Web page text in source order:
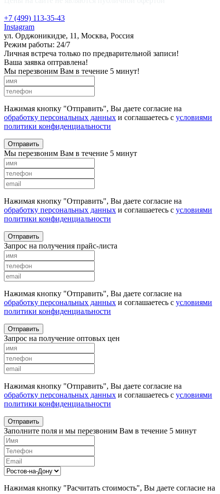
+7 (499) 113-35-43
Instagram
ул. Орджоникидзе, 11, Москва, Россия
Режим работы: 24/7
Личная встреча только по предварительной записи!
Ваша заявка оптравлена!
Мы перезвоним Вам в течение 5 минут!
Нажимая кнопку "Отправить", Вы даете согласие на
обработку персональных данных и соглашаетесь с условиями
политики конфиденциальности
Отправить
Мы перезвоним Вам в течение 5 минут
Нажимая кнопку "Отправить", Вы даете согласие на
обработку персональных данных и соглашаетесь с условиями
политики конфиденциальности
Отправить
Запрос на получения прайс-листа
Нажимая кнопку "Отправить", Вы даете согласие на
обработку персональных данных и соглашаетесь с условиями
политики конфиденциальности
Отправить
Запрос на получение оптовых цен
Нажимая кнопку "Отправить", Вы даете согласие на
обработку персональных данных и соглашаетесь с условиями
политики конфиденциальности
Отправить
Заполните поля и мы перезвоним Вам в течение 5 минут
Нажимая кнопку "Расчитать стоимость", Вы даете согласие на